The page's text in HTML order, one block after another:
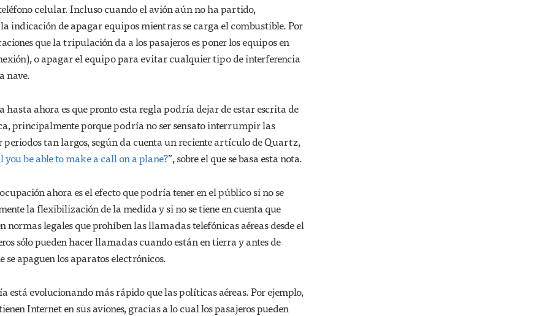
celular. Incluso cuando el avión aún no ha partido,
indicación de apagar equipos mientras se carga el combustible. Por
que la tripulación da a los pasajeros es poner los equipos en
o apagar el equipo para evitar cualquier tipo de interferencia
nave.
hasta ahora es que pronto esta regla podría dejar de estar escrita de
principalmente porque podría no ser sensato interrumpir las
periodos tan largos, según da cuenta un reciente artículo de Quartz,
be able to make a call on a plane?”, sobre el que se basa esta nota.
ahora es el efecto que podría tener en el público si no se
la flexibilización de la medida y si no se tiene en cuenta que
normas legales que prohíben las llamadas telefónicas aéreas desde el
sólo pueden hacer llamadas cuando están en tierra y antes de
se apaguen los aparatos electrónicos.
está evolucionando más rápido que las políticas aéreas. Por ejemplo,
Internet en sus aviones, gracias a lo cual los pasajeros pueden